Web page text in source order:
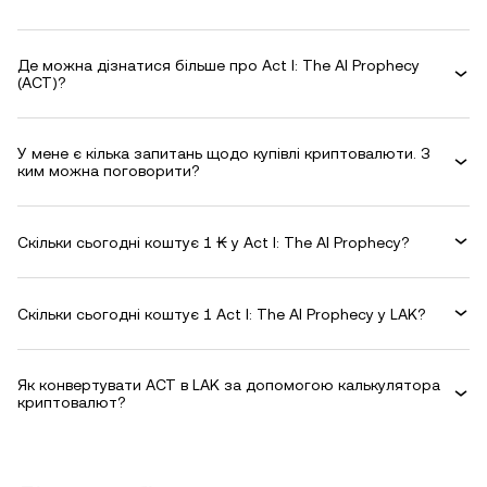
Де можна дізнатися більше про Act I: The AI Prophecy
(ACT)?
У мене є кілька запитань щодо купівлі криптовалюти. З
ким можна поговорити?
Скільки сьогодні коштує 1 ₭ у Act I: The AI Prophecy?
Скільки сьогодні коштує 1 Act I: The AI Prophecy у LAK?
Як конвертувати ACT в LAK за допомогою калькулятора
криптовалют?